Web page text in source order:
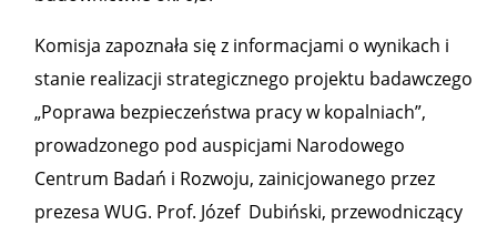
Komisja zapoznała się z informacjami o wynikach i
stanie realizacji strategicznego projektu badawczego
„Poprawa bezpieczeństwa pracy w kopalniach”,
prowadzonego pod auspicjami Narodowego
Centrum Badań i Rozwoju, zainicjowanego przez
prezesa WUG. Prof. Józef Dubiński, przewodniczący